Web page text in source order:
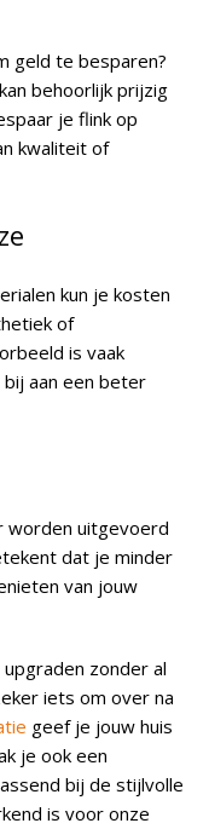
geld te besparen?
behoorlijk prijzig
je flink op
kwaliteit of
kun je kosten
of
is vaak
aan een beter
worden uitgevoerd
dat je minder
van jouw
zonder al
iets om over na
geef je jouw huis
je ook een
bij de stijlvolle
is voor onze